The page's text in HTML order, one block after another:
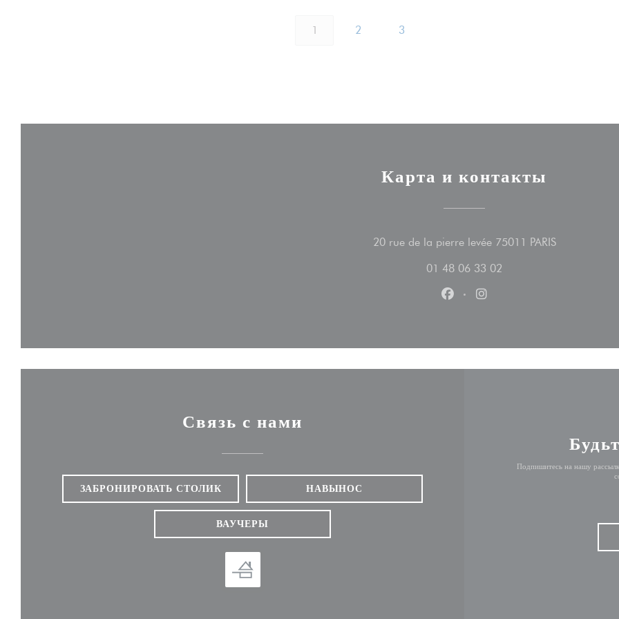
1 2 3
Карта и контакты
20 rue de la pierre levée 75011 PARIS
01 48 06 33 02
Facebook ((открывается в новом
Instagram ((открывается
Связь с нами
ЗАБРОНИРОВАТЬ СТОЛИК НАВЫНОС
ВАУЧЕРЫ
Подпишитесь на нашу